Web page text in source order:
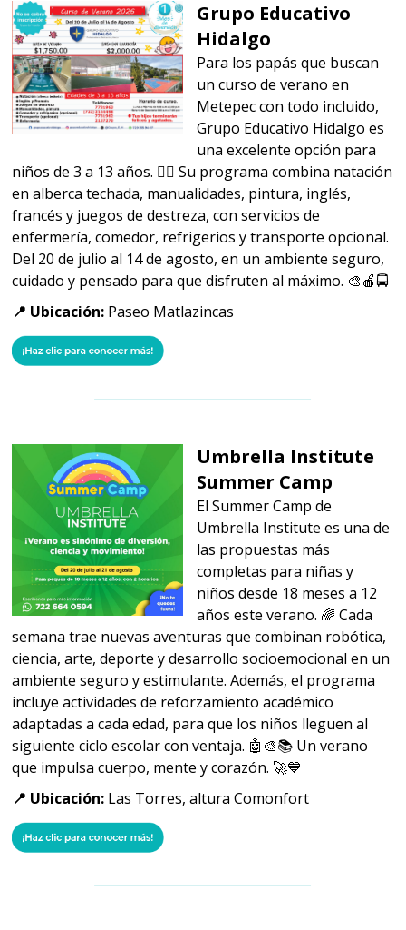
Grupo Educativo
Hidalgo
Para los papás que buscan
un curso de verano en
Metepec con todo incluido,
Grupo Educativo Hidalgo es
una excelente opción para
niños de 3 a 13 años. 🏊‍♂️ Su programa combina natación
en alberca techada, manualidades, pintura, inglés,
francés y juegos de destreza, con servicios de
enfermería, comedor, refrigerios y transporte opcional.
Del 20 de julio al 14 de agosto, en un ambiente seguro,
cuidado y pensado para que disfruten al máximo. 🎨🍎🚍
📍 Ubicación: Paseo Matlazincas
Umbrella Institute
Summer Camp
El Summer Camp de
Umbrella Institute es una de
las propuestas más
completas para niñas y
niños desde 18 meses a 12
años este verano. 🌈 Cada
semana trae nuevas aventuras que combinan robótica,
ciencia, arte, deporte y desarrollo socioemocional en un
ambiente seguro y estimulante. Además, el programa
incluye actividades de reforzamiento académico
adaptadas a cada edad, para que los niños lleguen al
siguiente ciclo escolar con ventaja. 🤖🎨📚 Un verano
que impulsa cuerpo, mente y corazón. 🚀💙
📍 Ubicación: Las Torres, altura Comonfort